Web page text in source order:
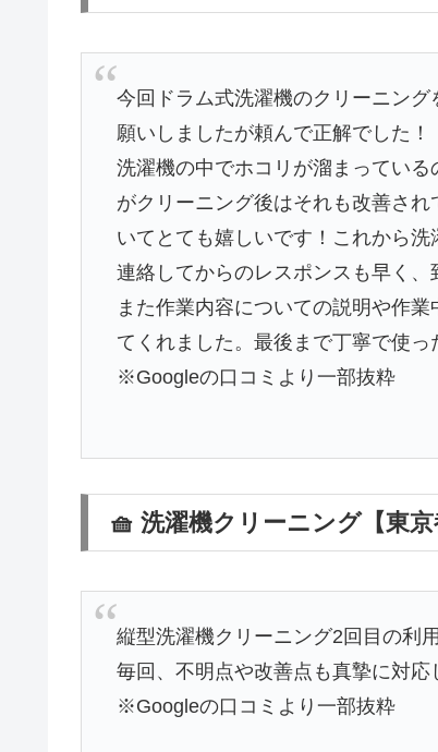
今回ドラム式洗濯機のクリーニン
願いしましたが頼んで正解でした！
洗濯機の中でホコリが溜まってい
がクリーニング後はそれも改善さ
いてとても嬉しいです！これから洗
連絡してからのレスポンスも早く、
また作業内容についての説明や作
てくれました。最後まで丁寧で使っ
※Googleの口コミより一部抜粋
🧺 洗濯機クリーニング【東京
縦型洗濯機クリーニング2回目の利用
毎回、不明点や改善点も真摯に対応
※Googleの口コミより一部抜粋